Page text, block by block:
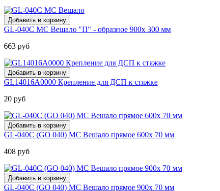
GL-040C МС Вешало "П" - образное 900х 300 мм
663 руб
GL14016А0000 Крепление для ДСП к стяжке
20 руб
GL-040C (GO 040) МС Вешало прямое 600х 70 мм
408 руб
GL-040C (GO 040) МС Вешало прямое 900х 70 мм